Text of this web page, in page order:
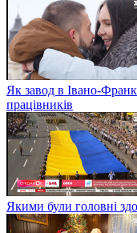
Як завод в Івано-
працівників
Якими були головні